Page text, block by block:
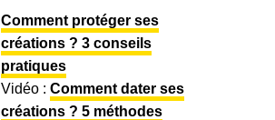
Comment protéger ses
créations ? 3 conseils
pratiques
Vidéo :Comment dater ses
créations ? 5 méthodes